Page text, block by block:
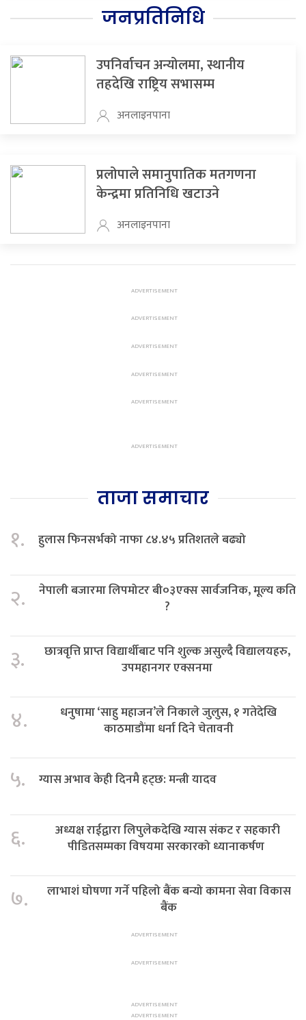
जनप्रतिनिधि
उपनिर्वाचन अन्योलमा, स्थानीय
तहदेखि राष्ट्रिय सभासम्म
अनलाइनपाना
प्रलोपाले समानुपातिक मतगणना
केन्द्रमा प्रतिनिधि खटाउने
अनलाइनपाना
ताजा समाचार
१. हुलास फिनसर्भको नाफा ८४.४५ प्रतिशतले बढ्यो
२.
नेपाली बजारमा लिपमोटर बी०३एक्स सार्वजनिक, मूल्य कति
?
३.
छात्रवृत्ति प्राप्त विद्यार्थीबाट पनि शुल्क असुल्दै विद्यालयहरु,
उपमहानगर एक्सनमा
४.
धनुषामा ‘साहु महाजन’ले निकाले जुलुस, १ गतेदेखि
काठमाडौंमा धर्ना दिने चेतावनी
५. ग्यास अभाव केही दिनमै हट्छ: मन्त्री यादव
६.
अध्यक्ष राईद्वारा लिपुलेकदेखि ग्यास संकट र सहकारी
पीडितसम्मका विषयमा सरकारको ध्यानाकर्षण
७.
लाभाशं घोषणा गर्ने पहिलो बैंक बन्यो कामना सेवा विकास
बैंक